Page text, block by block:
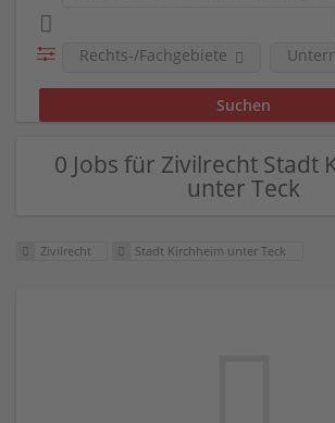
Rechts-/Fachgebiete
0 Jobs für Zivilrecht Stadt
unter Teck
Zivilrecht Stadt Kirchheim unter Teck